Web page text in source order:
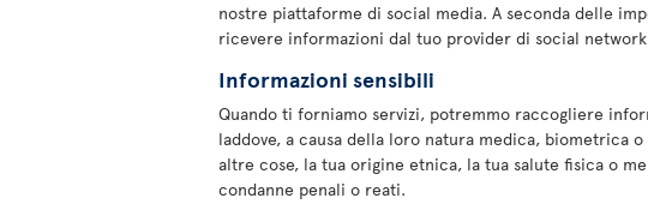
nostre piattaforme di social media. A seconda delle
ricevere informazioni dal tuo provider di social
Informazioni sensibili
Quando ti forniamo servizi, potremmo raccogliere
laddove, a causa della loro natura medica,
altre cose, la tua origine etnica, la tua salute fisica o
condanne penali o reati.